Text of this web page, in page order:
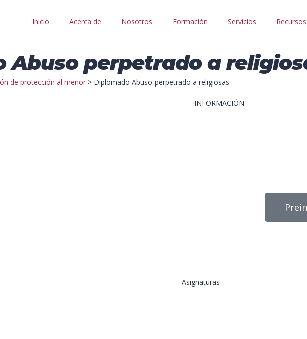
Inicio Acerca de Nosotros Formación Servicios Recursos
Abuso perpetrado a
de protección al menor > Diplomado Abuso perpetrado a religiosas
INFORMACIÓN
Asignaturas